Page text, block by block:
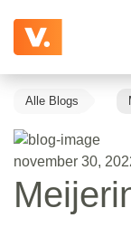
Alle Blogs
november 30,